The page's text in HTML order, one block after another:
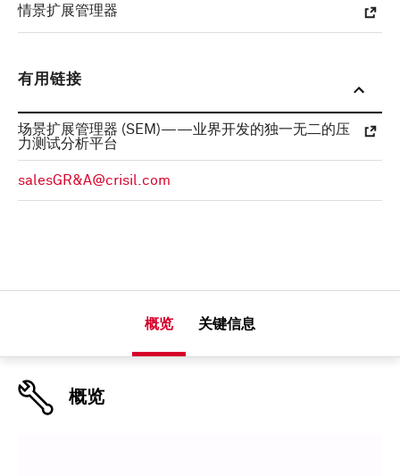
情景扩展管理器
有用链接
场景扩展管理器 (SEM)——业界开发的独一无二的压
力测试分析平台
salesGR&A@crisil.com
概览 关键信息
概览